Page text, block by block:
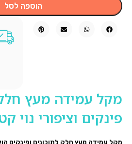
הוספה לסל
מקל עמידה מעץ
פינקים וציפורי נוי